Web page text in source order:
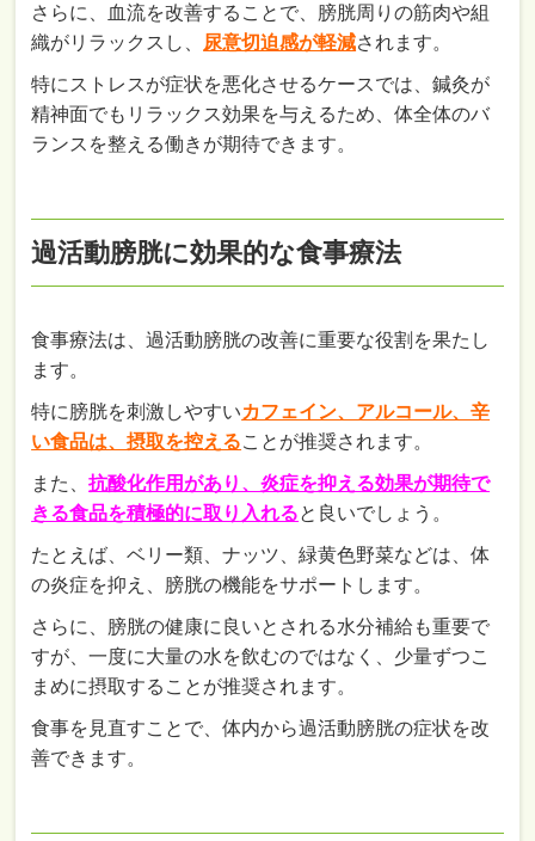
さらに、血流を改善することで、膀胱周りの筋肉や組
織がリラックスし、
尿意切迫感が軽減されます。
特にストレスが症状を悪化させるケースでは、鍼灸が
精神面でもリラックス効果を与えるため、体全体のバ
ランスを整える働きが期待できます。
過活動膀胱に効果的な食事療法
食事療法は、過活動膀胱の改善に重要な役割を果たし
ます。
特に膀胱を刺激しやすいカフェイン、アルコール、辛
い食品は、摂取を控えることが推奨されます。
また、抗酸化作用があり、炎症を抑える効果が期待で
きる食品を積極的に取り入れると良いでしょう。
たとえば、ベリー類、ナッツ、緑黄色野菜などは、体
の炎症を抑え、膀胱の機能をサポートします。
さらに、膀胱の健康に良いとされる水分補給も重要で
すが、一度に大量の水を飲むのではなく、少量ずつこ
まめに摂取することが推奨されます。
食事を見直すことで、体内から過活動膀胱の症状を改
善できます。